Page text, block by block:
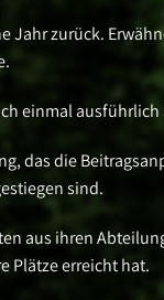
Jahr zurück.
einmal
das die
sind.
aus ihren
Plätze erreicht hat.